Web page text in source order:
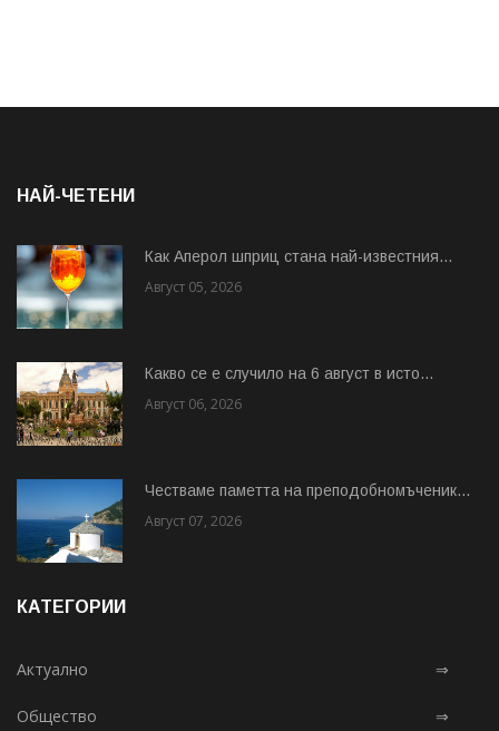
НАЙ-ЧЕТЕНИ
Как Аперол шприц стана най-известния...
Август 05, 2026
Какво се е случило на 6 август в исто...
Август 06, 2026
Честваме паметта на преподобномъченик...
Август 07, 2026
КАТЕГОРИИ
Актуално ⇒
Общество ⇒